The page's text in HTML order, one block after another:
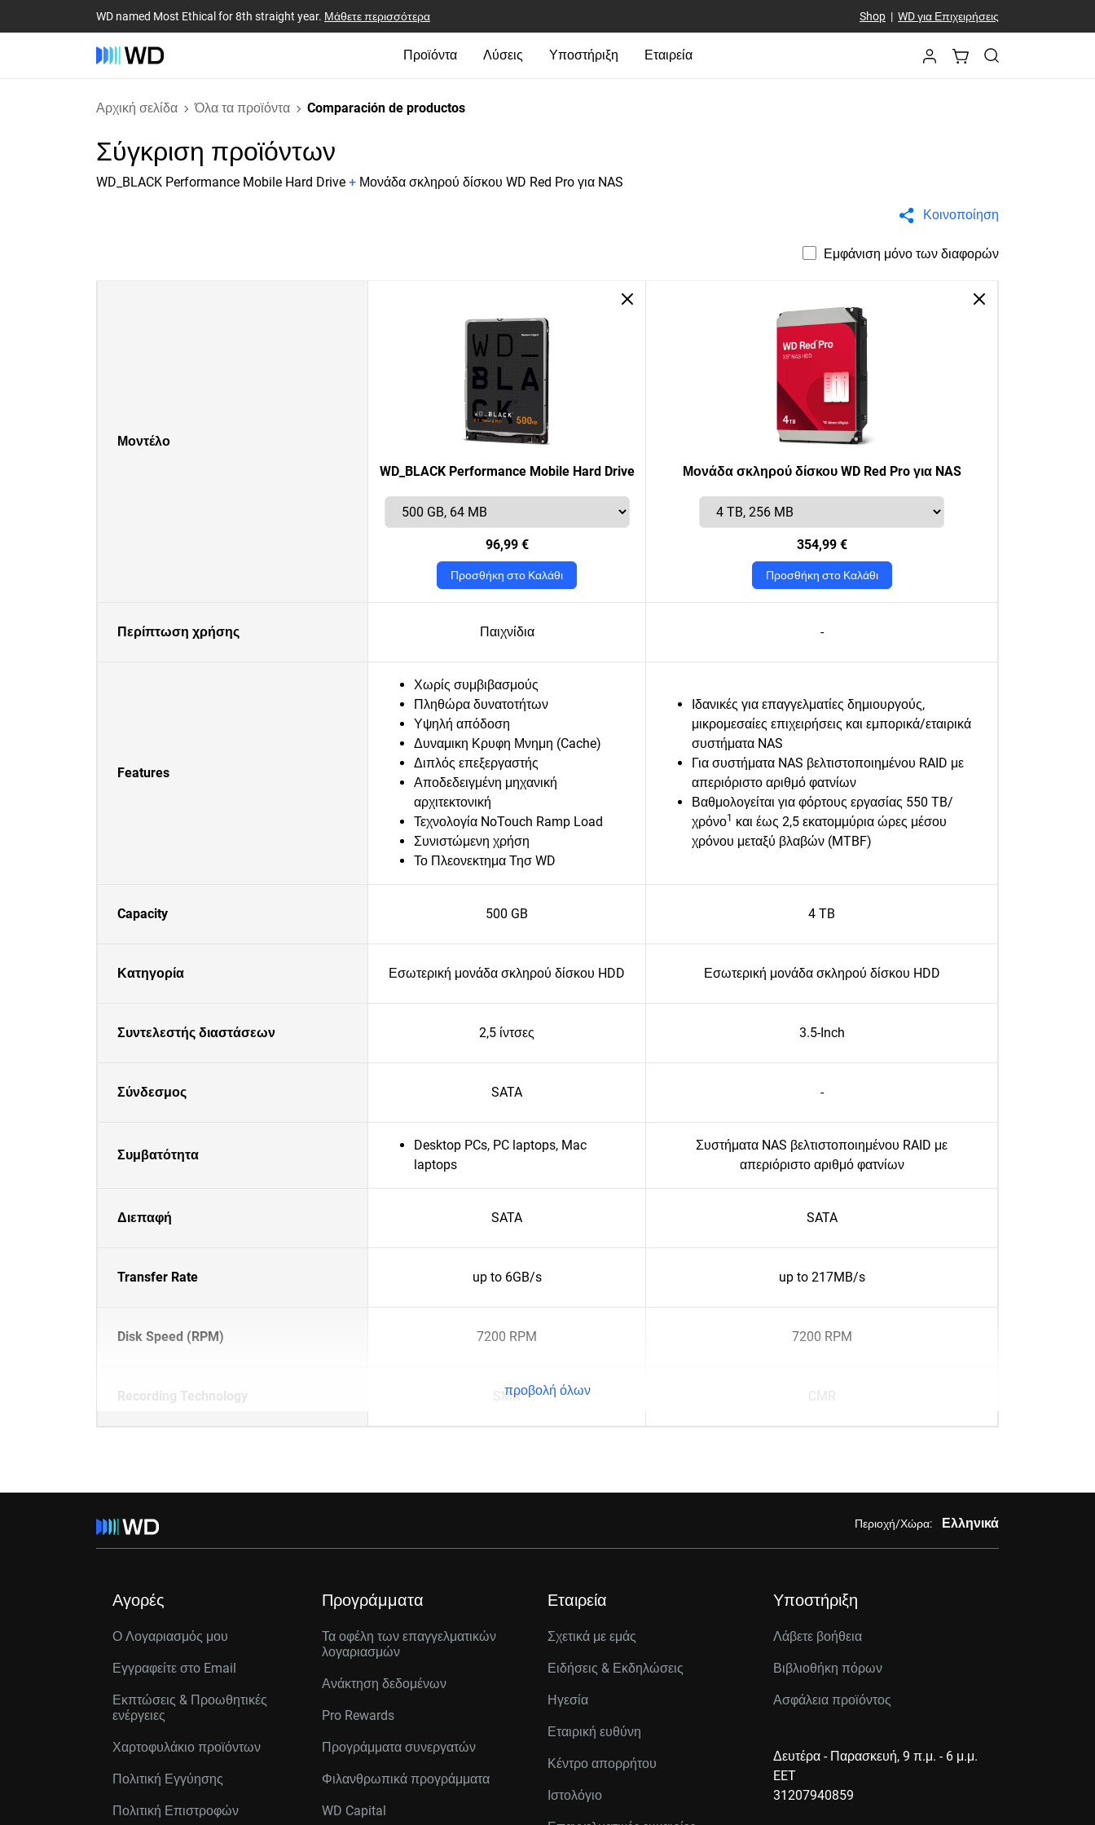
WD named Most Ethical for 8th straight year. Μάθετε περισσότερα Shop| WD για Επιχειρήσεις
Προϊόντα Λύσεις Υποστήριξη Εταιρεία
Αρχική σελίδα Όλα τα προϊόντα Comparación de productos
Σύγκριση προϊόντων
WD_BLACK Performance Mobile Hard Drive + Μονάδα σκληρού δίσκου WD Red Pro για NAS
Κοινοποίηση
Εμφάνιση μόνο των διαφορών
Μοντέλο
WD_BLACK Performance Mobile Hard Drive
96,99 €
Προσθήκη στο Καλάθι
Μονάδα σκληρού δίσκου WD Red Pro για NAS
354,99 €
Προσθήκη στο Καλάθι
Περίπτωση χρήσης Παιχνίδια -
Features
Χωρίς συμβιβασμούς
Πληθώρα δυνατοτήτων
Υψηλή απόδοση
Δυναμικη Κρυφη Μνημη (Cache)
Διπλός επεξεργαστής
Αποδεδειγμένη μηχανική
αρχιτεκτονική
Τεχνολογία NoTouch Ramp Load
Συνιστώμενη χρήση
Το Πλεονεκτημα Τησ WD
Ιδανικές για επαγγελματίες δημιουργούς,
μικρομεσαίες επιχειρήσεις και εμπορικά/εταιρικά
συστήματα NAS
Για συστήματα NAS βελτιστοποιημένου RAID με
απεριόριστο αριθμό φατνίων
Βαθμολογείται για φόρτους εργασίας 550 TB/
χρόνο1 και έως 2,5 εκατομμύρια ώρες μέσου
χρόνου μεταξύ βλαβών (MTBF)
Capacity 500 GB 4 TB
Κατηγορία Εσωτερική μονάδα σκληρού δίσκου HDD Εσωτερική μονάδα σκληρού δίσκου HDD
Συντελεστής διαστάσεων 2,5 ίντσες 3.5-Inch
Σύνδεσμος SATA -
Συμβατότητα
Desktop PCs, PC laptops, Mac
laptops
Συστήματα NAS βελτιστοποιημένου RAID με
απεριόριστο αριθμό φατνίων
Διεπαφή SATA SATA
Transfer Rate up to 6GB/s up to 217MB/s
Disk Speed (RPM) 7200 RPM 7200 RPM
Recording Technology SMR CMR
προβολή όλων
Περιοχή/Χώρα: Ελληνικά
Αγορές
Ο Λογαριασμός μου
Εγγραφείτε στo Email
Εκπτώσεις & Προωθητικές
ενέργειες
Χαρτοφυλάκιο προϊόντων
Πολιτική Εγγύησης
Πολιτική Επιστροφών
Προγράμματα
Τα οφέλη των επαγγελματικών
λογαριασμών
Ανάκτηση δεδομένων
Pro Rewards
Προγράμματα συνεργατών
Φιλανθρωπικά προγράμματα
WD Capital
Εταιρεία
Σχετικά με εμάς
Ειδήσεις & Εκδηλώσεις
Ηγεσία
Εταιρική ευθύνη
Κέντρο απορρήτου
Ιστολόγιο
Υποστήριξη
Λάβετε βοήθεια
Βιβλιοθήκη πόρων
Ασφάλεια προϊόντος
Δευτέρα - Παρασκευή, 9 π.μ. - 6 μ.μ.
EET
31207940859